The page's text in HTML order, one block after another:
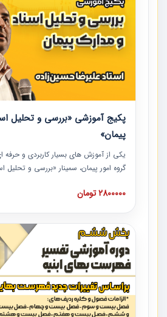
پکیج آموزشی «بررسی و تحلیل
پیمان»
یکی از آموزش‏‏‏‏‏‏ های بسیار کاربردی و حرفه‏
گروه امور پیمان، سمینار «بررسی و تحلیل
است که در دانشگاه صنعتی شریف ارائه
نکات کلیدی مربوط به اسناد و مدارک
پیمان به همراه تجربیات عملی در این
2800000 تومان